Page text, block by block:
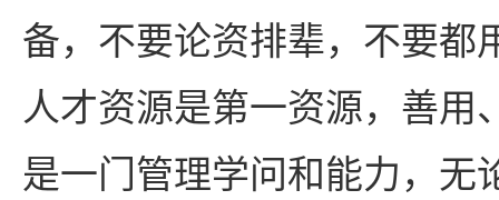
备，不要论资排辈，不要都
人才资源是第一资源，善用
是一门管理学问和能力，无